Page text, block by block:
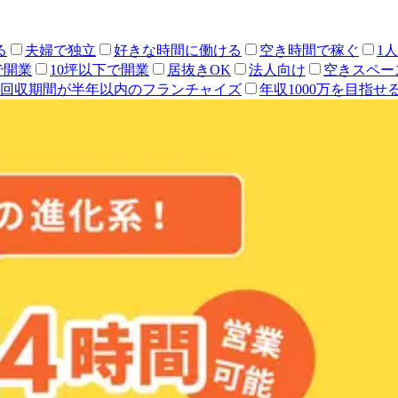
夫婦で独立 好きな時間に働ける 空き時間で稼ぐ
1
開業
10坪以下で開業 居抜きOK 法人向け
空きスペ
収期間が半年以内のフランチャイズ
年収1000万を目指せ